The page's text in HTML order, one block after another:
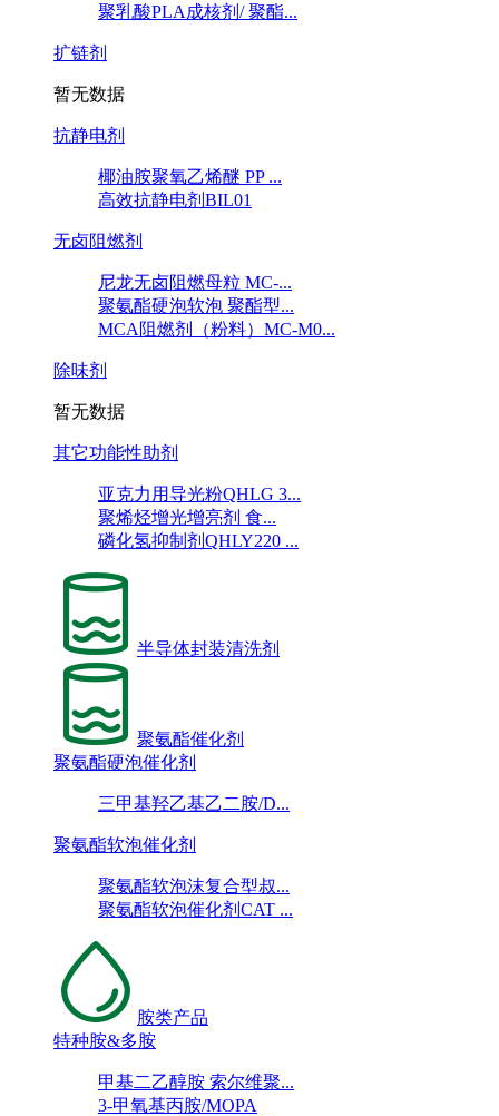
聚乳酸PLA成核剂/ 聚酯...
扩链剂
暂无数据
抗静电剂
椰油胺聚氧乙烯醚 PP ...
高效抗静电剂BIL01
无卤阻燃剂
尼龙无卤阻燃母粒 MC-...
聚氨酯硬泡软泡 聚酯型...
MCA阻燃剂（粉料）MC-M0...
除味剂
暂无数据
其它功能性助剂
亚克力用导光粉QHLG 3...
聚烯烃增光增亮剂 食...
磷化氢抑制剂QHLY220 ...
半导体封装清洗剂
聚氨酯催化剂
聚氨酯硬泡催化剂
三甲基羟乙基乙二胺/D...
聚氨酯软泡催化剂
聚氨酯软泡沫复合型叔...
聚氨酯软泡催化剂CAT ...
胺类产品
特种胺&多胺
甲基二乙醇胺 索尔维聚...
3-甲氧基丙胺/MOPA